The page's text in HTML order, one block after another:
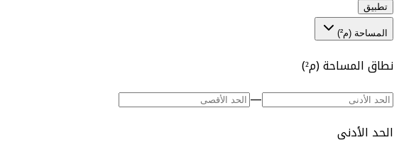
تطبيق
المساحة (م²)
نطاق المساحة (م²)
—
الحد الأدنى